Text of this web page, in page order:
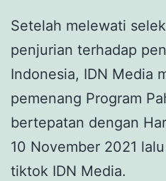
Setelah melewati
penjurian terhadap
Indonesia, IDN Media
pemenang Program
bertepatan dengan
10 November 2021
tiktok IDN Media.